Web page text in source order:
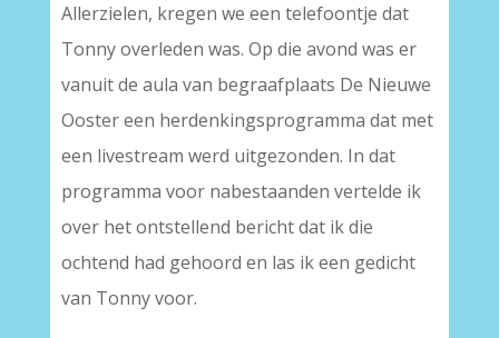
Allerzielen, kregen we een telefoontje dat
Tonny overleden was. Op die avond was er
vanuit de aula van begraafplaats De Nieuwe
Ooster een herdenkingsprogramma dat met
een livestream werd uitgezonden. In dat
programma voor nabestaanden vertelde ik
over het ontstellend bericht dat ik die
ochtend had gehoord en las ik een gedicht
van Tonny voor.